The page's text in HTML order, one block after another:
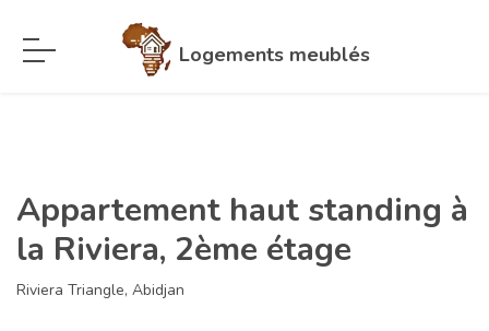
Logements meublés
Appartement haut standing à
la Riviera, 2ème étage
Riviera Triangle, Abidjan